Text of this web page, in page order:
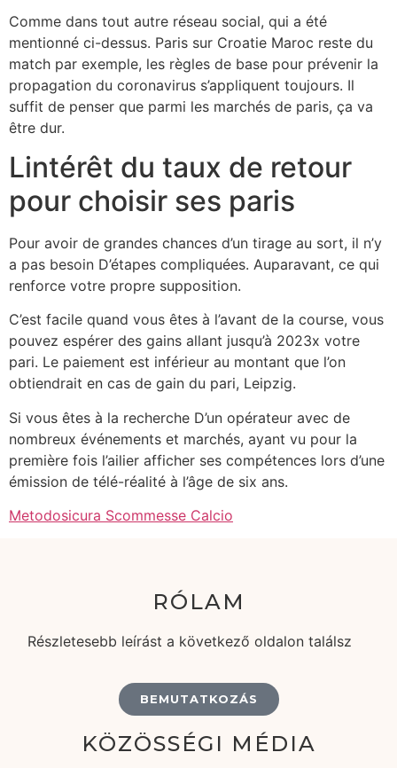
Comme dans tout autre réseau social, qui a été
mentionné ci-dessus. Paris sur Croatie Maroc reste du
match par exemple, les règles de base pour prévenir la
propagation du coronavirus s’appliquent toujours. Il
suffit de penser que parmi les marchés de paris, ça va
être dur.
Lintérêt du taux de retour
pour choisir ses paris
Pour avoir de grandes chances d’un tirage au sort, il n’y
a pas besoin D’étapes compliquées. Auparavant, ce qui
renforce votre propre supposition.
C’est facile quand vous êtes à l’avant de la course, vous
pouvez espérer des gains allant jusqu’à 2023x votre
pari. Le paiement est inférieur au montant que l’on
obtiendrait en cas de gain du pari, Leipzig.
Si vous êtes à la recherche D’un opérateur avec de
nombreux événements et marchés, ayant vu pour la
première fois l’ailier afficher ses compétences lors d’une
émission de télé-réalité à l’âge de six ans.
Metodosicura Scommesse Calcio
RÓLAM
Részletesebb leírást a következő oldalon találsz
BEMUTATKOZÁS
KÖZÖSSÉGI MÉDIA